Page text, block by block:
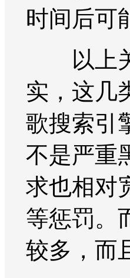
时间后可
以上关
实，这几
歌搜索引
不是严重
求也相对
等惩罚。
较多，而